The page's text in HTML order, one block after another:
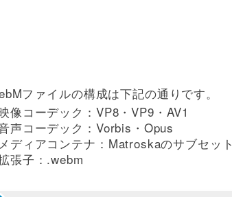
ファイルの構成は下記の通りです。
像コーデック：VP8・VP9・AV1
声コーデック：Vorbis・Opus
メディアコンテナ：Matroskaのサブセット
張子：.webm